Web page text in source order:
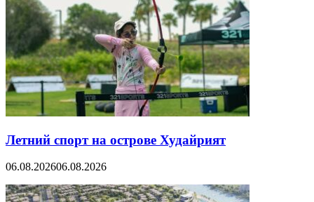
Летний спорт на острове Худайрият
06.08.202606.08.2026